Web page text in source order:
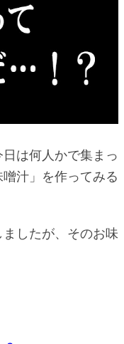
は何人かで集まっ
汁」を作ってみる
したが、そのお味